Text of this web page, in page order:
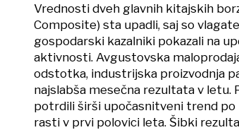
Vrednosti dveh glavnih kitajskih
Composite) sta upadli, saj so
gospodarski kazalniki pokazali na
aktivnosti. Avgustovska
odstotka, industrijska proizvodnja
najslabša mesečna rezultata v letu.
potrdili širši upočasnitveni trend
rasti v prvi polovici leta. Šibki